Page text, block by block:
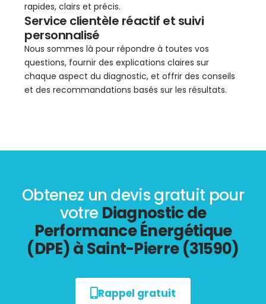
rapides, clairs et précis.
Service clientèle réactif et suivi
personnalisé
Nous sommes là pour répondre à toutes vos
questions, fournir des explications claires sur
chaque aspect du diagnostic, et offrir des conseils
et des recommandations basés sur les résultats.
Obtenez un devis gratuit pour
votre Diagnostic de
Performance Énergétique
(DPE) à Saint-Pierre (31590)
Rappel gratuit